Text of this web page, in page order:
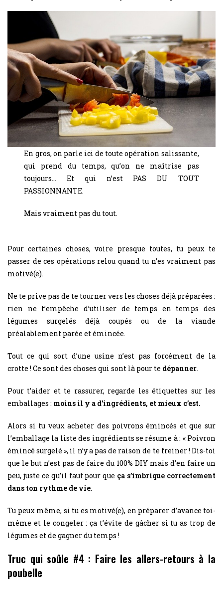
En gros, on parle ici de toute opération salissante,
qui prend du temps, qu’on ne maîtrise pas
toujours… Et qui n’est PAS DU TOUT
PASSIONNANTE.
Mais vraiment pas du tout.
Pour certaines choses, voire presque toutes, tu peux te
passer de ces opérations relou quand tu n’es vraiment pas
motivé(e).
Ne te prive pas de te tourner vers les choses déjà préparées :
rien ne t’empêche d’utiliser de temps en temps des
légumes surgelés déjà coupés ou de la viande
préalablement parée et émincée.
Tout ce qui sort d’une usine n’est pas forcément de la
crotte ! Ce sont des choses qui sont là pour te dépanner.
Pour t’aider et te rassurer, regarde les étiquettes sur les
emballages : moins il y a d’ingrédients, et mieux c’est.
Alors si tu veux acheter des poivrons émincés et que sur
l’emballage la liste des ingrédients se résume à : « Poivron
émincé surgelé », il n’y a pas de raison de te freiner ! Dis-toi
que le but n’est pas de faire du 100% DIY mais d’en faire un
peu, juste ce qu’il faut pour que ça s’imbrique correctement
dans ton rythme de vie.
Tu peux même, si tu es motivé(e), en préparer d’avance toi-
même et le congeler : ça t’évite de gâcher si tu as trop de
légumes et de gagner du temps !
Truc qui soûle #4 : Faire les allers-retours à la
poubelle